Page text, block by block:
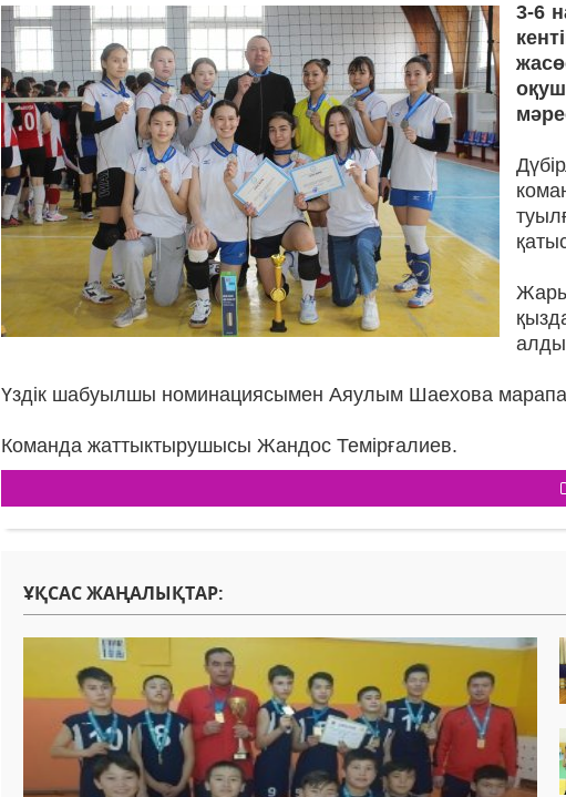
3-6
Үздік шабуылшы номинациясымен Аяулым Шаехова
Команда жаттыктырушысы Жандос Темірғалиев.
ҰҚСАС ЖАҢАЛЫҚТАР: